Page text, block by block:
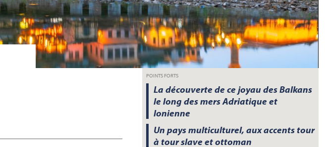
POINTS FORTS
La découverte de ce joyau des Balkans
le long des mers Adriatique et
Ionienne
Un pays multiculturel, aux accents tour
à tour slave et ottoman